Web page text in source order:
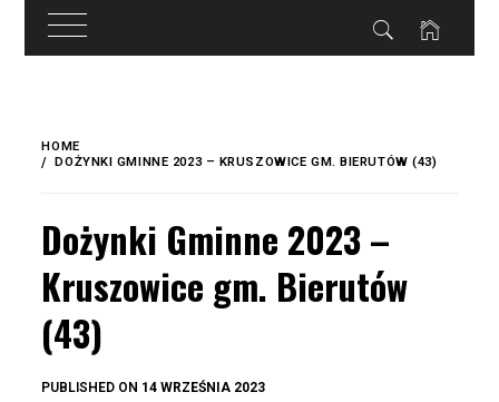
treści
content
HOME
DOŻYNKI GMINNE 2023 – KRUSZOWICE GM. BIERUTÓW (43)
Dożynki Gminne 2023 –
Kruszowice gm. Bierutów
(43)
PUBLISHED ON 14 WRZEŚNIA 2023